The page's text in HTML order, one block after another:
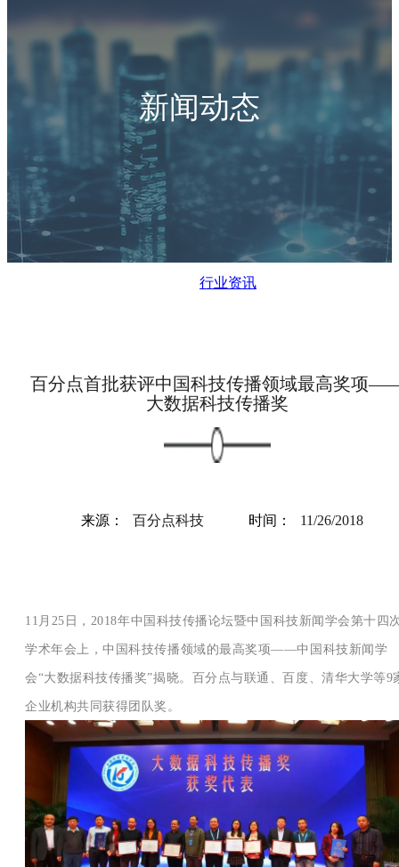
新闻动态
行业资讯
百分点首批获评中国科技传播领域最高奖项
大数据科技传播奖
来源： 百分点科技 时间： 11/26/2018
11月25日，2018年中国科技传播论坛暨中国科技新闻学会第十四
学术年会上，中国科技传播领域的最高奖项——中国科技新闻学
会“大数据科技传播奖”揭晓。百分点与联通、百度、清华大学等9
企业机构共同获得团队奖。